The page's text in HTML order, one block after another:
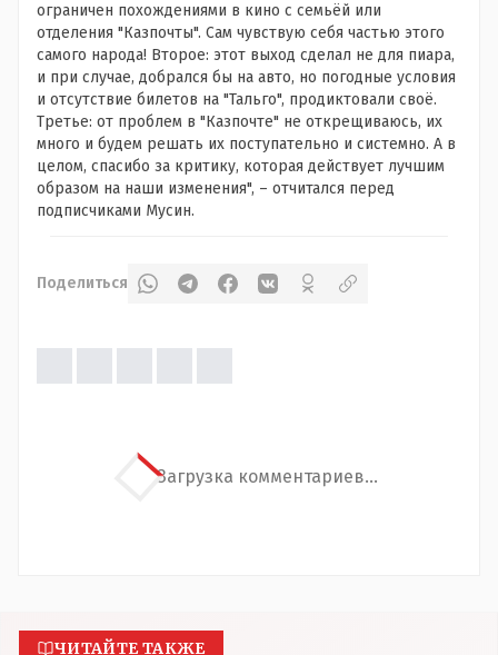
ограничен похождениями в кино с семьёй или
отделения "Казпочты". Сам чувствую себя частью этого
самого народа! Второе: этот выход сделал не для пиара,
и при случае, добрался бы на авто, но погодные условия
и отсутствие билетов на "Тальго", продиктовали своё.
Третье: от проблем в "Казпочте" не открещиваюсь, их
много и будем решать их поступательно и системно. А в
целом, спасибо за критику, которая действует лучшим
образом на наши изменения", – отчитался перед
подписчиками Мусин.
Поделиться
Загрузка комментариев...
ЧИТАЙТЕ ТАКЖЕ